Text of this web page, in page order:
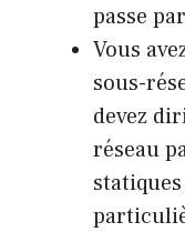
passe
Vous
sous-
devez
réseau